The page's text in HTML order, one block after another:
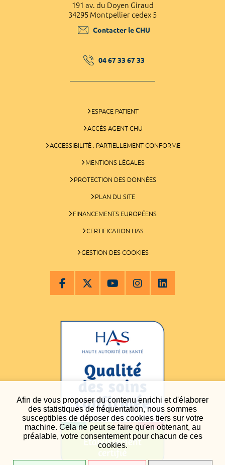
Afin de vous proposer du contenu enrichi et d'élaborer
des statistiques de fréquentation, nous sommes
susceptibles de déposer des cookies tiers sur votre
machine. Cela ne peut se faire qu'en obtenant, au
préalable, votre consentement pour chacun de ces
cookies.
191 av. du Doyen Giraud
34295 Montpellier cedex 5
Contacter le CHU
04 67 33 67 33
ESPACE PATIENT
ACCÈS AGENT CHU
ACCESSIBILITÉ : PARTIELLEMENT CONFORME
MENTIONS LÉGALES
PROTECTION DES DONNÉES
PLAN DU SITE
FINANCEMENTS EUROPÉENS
CERTIFICATION HAS
GESTION DES COOKIES